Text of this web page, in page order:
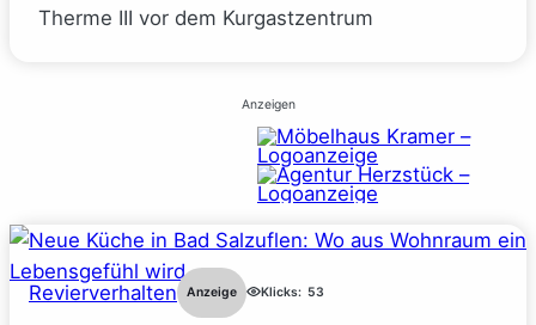
Therme III vor dem Kurgastzentrum
Anzeigen
Revierverhalten Anzeige Klicks: 53